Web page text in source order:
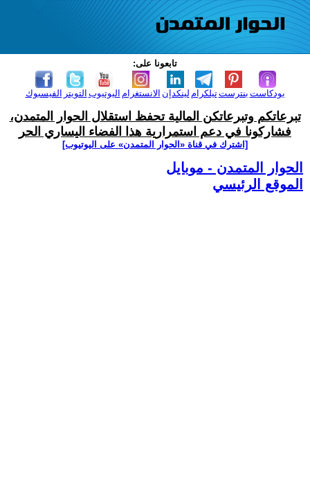
تابعونا على:
الفيسبوك التويتر اليوتيوب الانستغرام لينكدإن تيلكرامبنترست بودكاست
تبرعاتكم وتبرعاتكن المالية تحفظ استقلال الحوار المتمدن،
فشاركونا في دعم استمرارية هذا الفضاء اليساري الحر
[اشترك في قناة ‫«الحوار المتمدن» على اليوتيوب]
الحوار المتمدن - موبايل
الموقع الرئيسي